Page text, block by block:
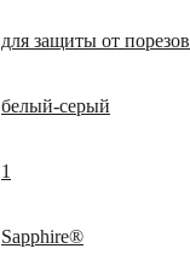
для защиты от порезов
белый-серый
1
Sapphire®